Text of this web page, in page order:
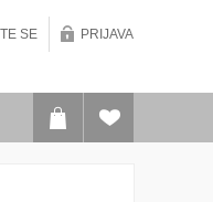
SE PRIJAVA